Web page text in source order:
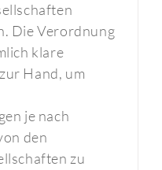
Die Verordnung
klare
Hand, um
je nach
den
zu